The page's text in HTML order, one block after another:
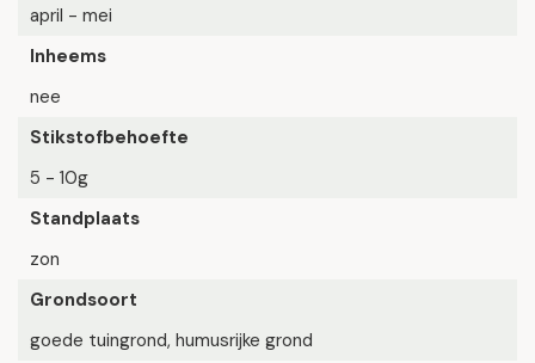
april - mei
Inheems
nee
Stikstofbehoefte
5 - 10g
Standplaats
zon
Grondsoort
goede tuingrond, humusrijke grond